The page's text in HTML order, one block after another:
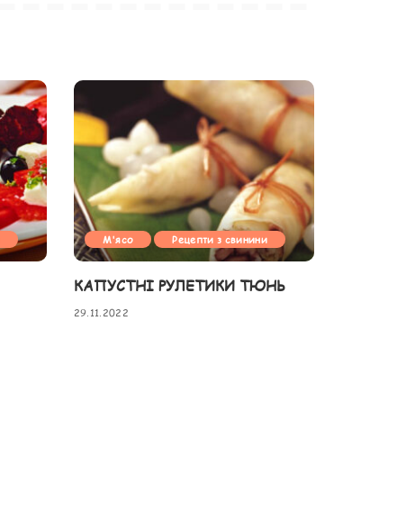
М'ясо Рецепти з свинини
КАПУСТНІ РУЛЕТИКИ ТЮНЬ
29.11.2022